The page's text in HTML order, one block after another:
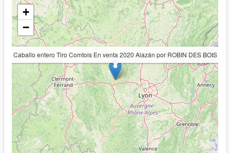
Caballo entero Tiro Comtois En venta 2020 Alazán por ROBIN DES BOIS
+
−